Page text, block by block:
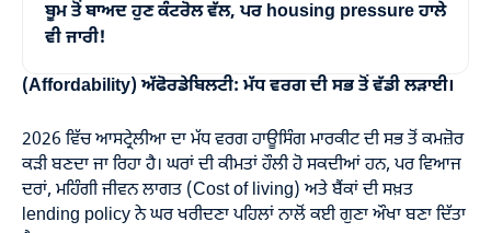
ਬੂਮ ਤੋਂ ਬਾਅਦ ਹੁਣ ਕੰਟਰੋਲ ਵੱਲ, ਪਰ housing pressure ਹਾਲੇ
ਵੀ ਜਾਰੀ!
(Affordability) ਅੱਫੋਰਡੇਬਿਲਟੀ: ਮੱਧ ਵਰਗ ਦੀ ਸਭ ਤੋਂ ਵੱਡੀ ਲੜਾਈ।
2026 ਵਿੱਚ ਆਸਟ੍ਰੇਲੀਆ ਦਾ ਮੱਧ ਵਰਗ ਹਾਊਸਿੰਗ ਮਾਰਕੀਟ ਦੀ ਸਭ ਤੋਂ ਕਮਜ਼ੋਰ
ਕੜੀ ਬਣਦਾ ਜਾ ਰਿਹਾ ਹੈ। ਘਰਾਂ ਦੀ ਕੀਮਤਾਂ ਹੌਲੀ ਹੋ ਸਕਦੀਆਂ ਹਨ, ਪਰ ਵਿਆਜ
ਦਰਾਂ, ਮਹਿੰਗੀ ਜੀਵਨ ਲਾਗਤ (Cost of living) ਅਤੇ ਬੈਂਕਾਂ ਦੀ ਸਖ਼ਤ
lending policy ਨੇ ਘਰ ਖਰੀਦਣਾ ਪਹਿਲਾਂ ਨਾਲੋਂ ਕਈ ਗੁਣਾ ਔਖਾ ਬਣਾ ਦਿੱਤਾ